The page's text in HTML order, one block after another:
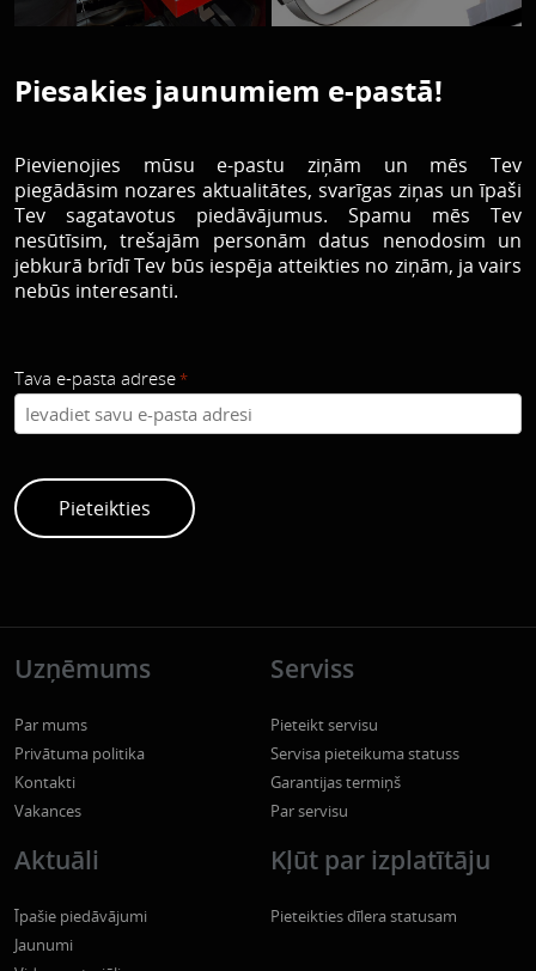
Piesakies jaunumiem e-pastā!
Pievienojies mūsu e-pastu ziņām un mēs Tev
piegādāsim nozares aktualitātes, svarīgas ziņas un īpaši
Tev sagatavotus piedāvājumus. Spamu mēs Tev
nesūtīsim, trešajām personām datus nenodosim un
jebkurā brīdī Tev būs iespēja atteikties no ziņām, ja vairs
nebūs interesanti.
Tava e-pasta adrese*
Uzņēmums
Par mums
Privātuma politika
Kontakti
Vakances
Serviss
Pieteikt servisu
Servisa pieteikuma statuss
Garantijas termiņš
Par servisu
Aktuāli
Īpašie piedāvājumi
Jaunumi
Kļūt par izplatītāju
Pieteikties dīlera statusam